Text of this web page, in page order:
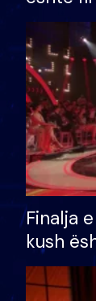
Finalja
kush
të